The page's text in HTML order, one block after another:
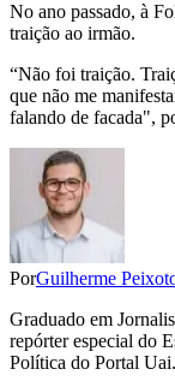
No ano passado, à
traição ao irmão.
“Não foi traição.
que não me
falando de facada",
PorGuilherme
Graduado em
repórter especial do
Política do Portal